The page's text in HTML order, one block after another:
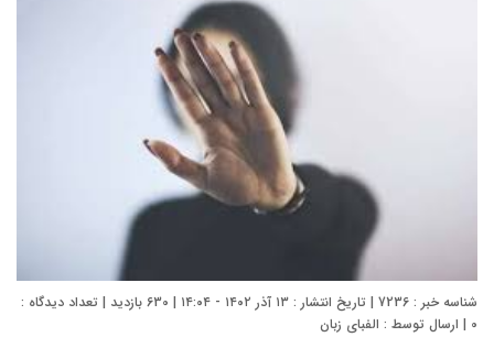
شناسه خبر : 7236 | تاریخ انتشار : ۱۳ آذر ۱۴۰۲ - ۱۴:۰۴ | 630 بازدید | تعداد دیدگاه :
0 | ارسال توسط : الفبای زبان